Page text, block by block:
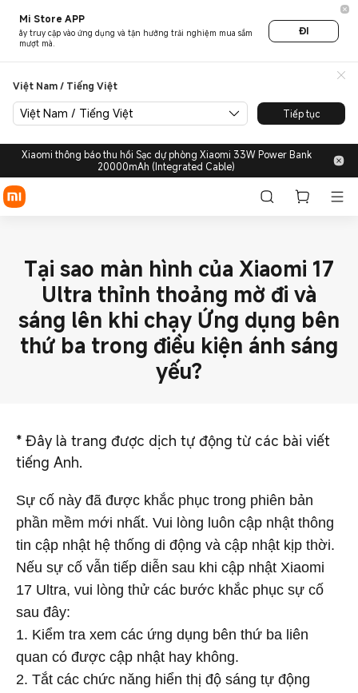
Mi Store APP
ãy truy cập vào ứng dụng và tận hưởng trải nghiệm mua sắm
mượt mà.
ĐI
Việt Nam / Tiếng Việt
Việt Nam / Tiếng Việt Tiếp tục
Xiaomi thông báo thu hồi Sạc dự phòng Xiaomi 33W Power Bank
20000mAh (Integrated Cable)
Tại sao màn hình của Xiaomi 17
Ultra thỉnh thoảng mờ đi và
sáng lên khi chạy Ứng dụng bên
thứ ba trong điều kiện ánh sáng
yếu?
* Đây là trang được dịch tự động từ các bài viết
tiếng Anh.
Sự cố này đã được khắc phục trong phiên bản
phần mềm mới nhất. Vui lòng luôn cập nhật thông
tin cập nhật hệ thống di động và cập nhật kịp thời.
Nếu sự cố vẫn tiếp diễn sau khi cập nhật Xiaomi
17 Ultra, vui lòng thử các bước khắc phục sự cố
sau đây:
1. Kiểm tra xem các ứng dụng bên thứ ba liên
quan có được cập nhật hay không.
2. Tắt các chức năng hiển thị độ sáng tự động